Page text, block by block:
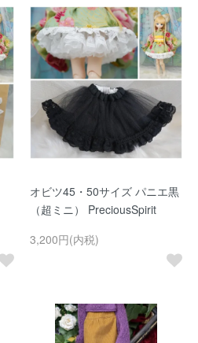
オビツ45・50サイズ パニエ黒
（超ミニ） PreciousSpirit
3,200円(内税)